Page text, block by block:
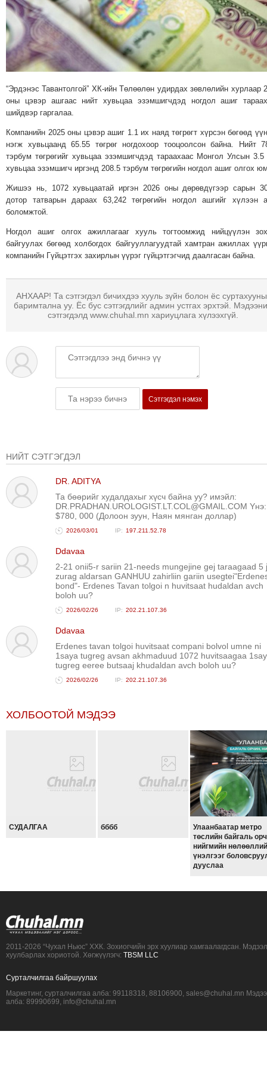
МЭДЭХҮЙ
ТЕХНОЛОГИ
ЭРДЭНЭТ
ҮЙЛДВЭРИЙН
ТОЙРОНД
ХАВРЫН
ЭРГЭН
ТОЙРОНД
"ОУВС"-
ЭРГЭН
ТОЙРОНД
"ЖИ
ТАЙМ"ЫН
ЭРГЭН
ДЭЛБЭРСЭН
ТОЙРОНД
ТӨВСИЙН
ТОДОТГОЛЫН
ЭРГЭН
29
ДҮГЭЭР
ТОЙРОНД
ЗӨРЧЛИЙН
ХУУЛИЙН
СОНГУУЛЬ-2017
“Эрдэнэс Тавантолгой” ХК-ийн Төлөөлөн удирдах зөвлөлийн хурлаар
оны цэвэр ашгаас нийт хувьцаа эзэмшигчдэд ногдол ашиг
шийдвэр гаргалаа.
Компанийн 2025 оны цэвэр ашиг 1.1 их наяд төгрөгт хүрсэн бөгөөд
нэгж хувьцаанд 65.55 төгрөг ногдохоор тооцоолсон байна. Нийт
тэрбум төгрөгийг хувьцаа эзэмшигчдэд тараахаас Монгол Улсын 3.5
хувьцаа эзэмшигч иргэнд 208.5 тэрбум төгрөгийн ногдол ашиг олгох
Жишээ нь, 1072 хувьцаатай иргэн 2026 оны дөрөвдүгээр сарын
дотор татварын дараах 63,242 төгрөгийн ногдол ашгийг хүлээн
боломжтой.
Ногдол ашиг олгох ажиллагааг хууль тогтоомжид нийцүүлэн
байгуулах бөгөөд холбогдох байгууллагуудтай хамтран ажиллах
компанийн Гүйцэтгэх захирлын үүрэг гүйцэтгэгчид даалгасан байна.
АНХААР! Та сэтгэгдэл бичихдээ хууль зүйн болон ёс
баримтална уу. Ёс бус сэтгэгдлийг админ устгах эрхтэй.
сэтгэгдэлд www.chuhal.mn хариуцлага хүлээхгүй.
Сэтгэгдэл нэмэх
НИЙТ СЭТГЭГДЭЛ
DR. ADITYA
Та бөөрийг худалдахыг хүсч байна уу? имэйл:
DR.PRADHAN.UROLOGIST.LT.COL@GMAIL.COM Yнэ:
$780, 000 (Долоон зуун, Наян мянган доллар)
2026/03/01 197.211.52.78
Ddavaa
2-21 onii5-r sariin 21-needs mungejine gej taraagaad 5
zurag aldarsan GANHUU zahirliin gariin
bond"- Erdenes Tavan tolgoi n huvitsaat hudaldan avch
boloh uu?
2026/02/26 202.21.107.36
Ddavaa
Erdenes tavan tolgoi huvitsaat compani bolvol umne ni
1saya tugreg avsan akhmaduud 1072 huvitsaagaa
tugreg eeree butsaaj khudaldan avch boloh uu?
2026/02/26 202.21.107.36
ХОЛБООТОЙ МЭДЭЭ
СУДАЛГАА бббб
Улаанбаатар метро
төслийн байгаль
нийгмийн
үнэлгээг
дууслаа
2011-2026 “Чухал Ньюс” ХХК. Зохиогчийн эрх хуулиар хамгаалагдсан.
хуулбарлах хориотой. Хөгжүүлэгч: TBSM LLC
Сурталчилгаа байршуулах
Маркетинг, сурталчилгаа алба: 99118318, 88106900, sales@chuhal.mn
алба: 89990699, info@chuhal.mn